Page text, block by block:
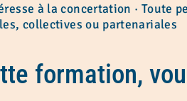
à la concertation · Toute
collectives ou partenariales
formation,